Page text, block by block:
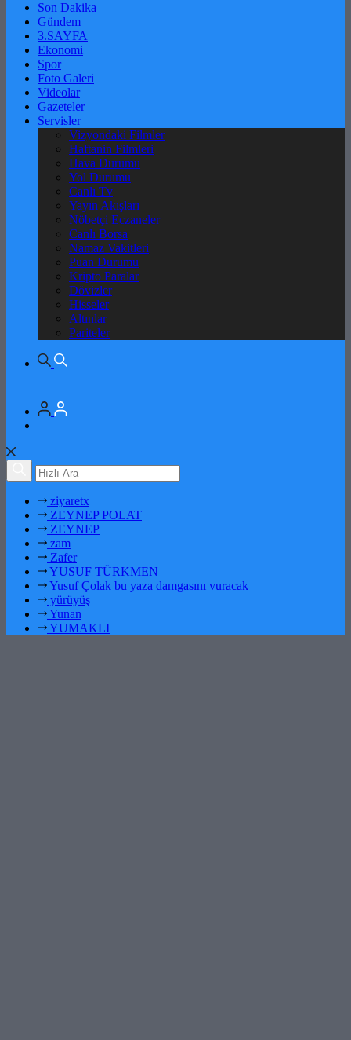
Son Dakika
Gündem
3.SAYFA
Ekonomi
Spor
Foto Galeri
Videolar
Gazeteler
Servisler
Vizyondaki Filmler
Haftanin Filmleri
Hava Durumu
Yol Durumu
Canlı Tv
Yayın Akışları
Nöbetçi Eczaneler
Canlı Borsa
Namaz Vakitleri
Puan Durumu
Kripto Paralar
Dövizler
Hisseler
Altınlar
Pariteler
ziyaretx
ZEYNEP POLAT
ZEYNEP
zam
Zafer
YUSUF TÜRKMEN
Yusuf Çolak bu yaza damgasını vuracak
yürüyüş
Yunan
YUMAKLI